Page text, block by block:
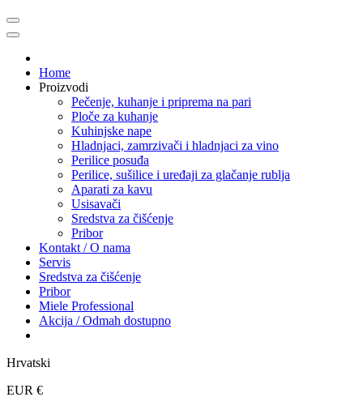
Home
Proizvodi
Pečenje, kuhanje i priprema na pari
Ploče za kuhanje
Kuhinjske nape
Hladnjaci, zamrzivači i hladnjaci za vino
Perilice posuđa
Perilice, sušilice i uređaji za glačanje rublja
Aparati za kavu
Usisavači
Sredstva za čišćenje
Pribor
Kontakt / O nama
Servis
Sredstva za čišćenje
Pribor
Miele Professional
Akcija / Odmah dostupno
Hrvatski
EUR €